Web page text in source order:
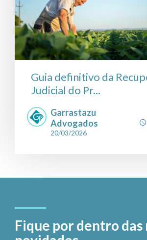
Guia definitivo da
Judicial do Pr...
Garrastazu
Advogados
20/03/2026
Fique por dentro das